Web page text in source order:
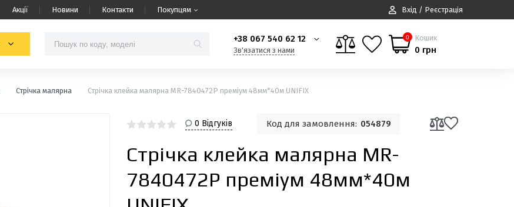
Акції Новини Контакти Покупцям Вхід / Реєстрація
+38 067 540 62 12
Зв'язатися з нами
0 Кошик
0 грн
Стрічка малярна Стрічка клейка малярна MR-7840472P преміум 48мм*40м UNIFIX
0 Відгуків Код для замовлення: 054879
Стрічка клейка малярна MR-
7840472P преміум 48мм*40м